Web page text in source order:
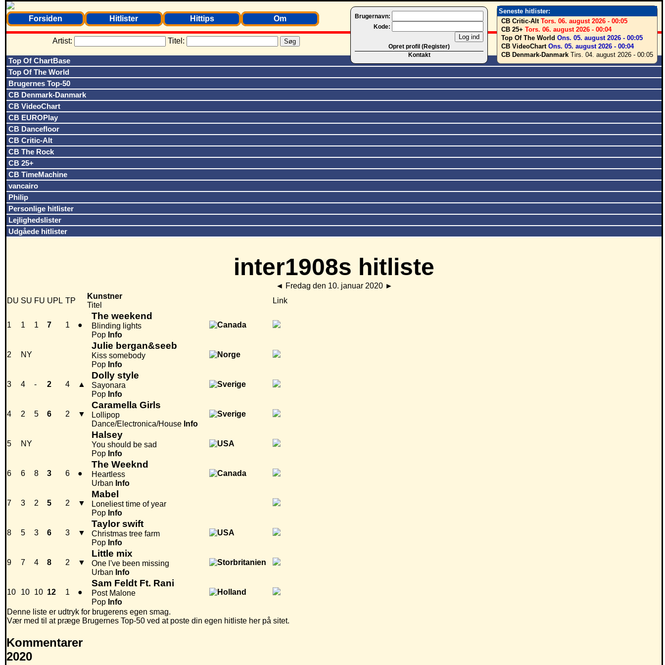
Seneste hitlister:
CB Critic-Alt Tors. 06. august 2026 - 00:05
CB 25+ Tors. 06. august 2026 - 00:04
Top Of The World Ons. 05. august 2026 - 00:05
CB VideoChart Ons. 05. august 2026 - 00:04
CB Denmark-Danmark Tirs. 04. august 2026 - 00:05
Brugernavn:
Kode:
Opret profil (Register)
Kontakt
Forsiden Hitlister Hittips Om
Artist: Titel:
Top Of ChartBase
Top Of The World
Brugernes Top-50
CB Denmark-Danmark
CB VideoChart
CB EUROPlay
CB Dancefloor
CB Critic-Alt
CB The Rock
CB 25+
CB TimeMachine
vancairo
Philip
Personlige hitlister
Lejlighedslister
Udgåede hitlister
inter1908s hitliste
◄ Fredag den 10. januar 2020 ►
DU SU FU UPL TP
Kunstner
Titel
Link
1 1 1 7 1 ●
The weekend
Blinding lights
Pop Info
2 NY
Julie bergan&seeb
Kiss somebody
Pop Info
3 4 - 2 4 ▲
Dolly style
Sayonara
Pop Info
4 2 5 6 2 ▼
Caramella Girls
Lollipop
Dance/Electronica/House Info
5 NY
Halsey
You should be sad
Pop Info
6 6 8 3 6 ●
The Weeknd
Heartless
Urban Info
7 3 2 5 2 ▼
Mabel
Loneliest time of year
Pop Info
8 5 3 6 3 ▼
Taylor swift
Christmas tree farm
Pop Info
9 7 4 8 2 ▼
Little mix
One l've been missing
Urban Info
10 10 10 12 1 ●
Sam Feldt Ft. Rani
Post Malone
Pop Info
Denne liste er udtryk for brugerens egen smag.
Vær med til at præge Brugernes Top-50 ved at poste din egen hitliste her på sitet.
Kommentarer
2020